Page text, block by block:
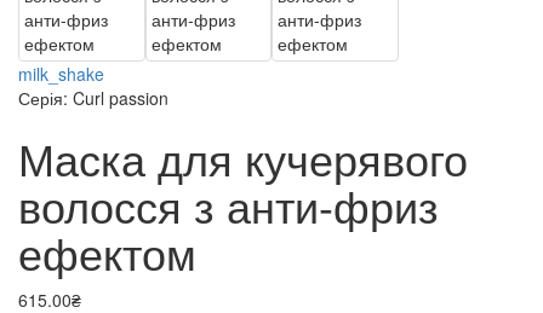
milk_shake
Серія: Curl passion
Маска для кучерявого
волосся з анти-фриз
ефектом
615.00₴